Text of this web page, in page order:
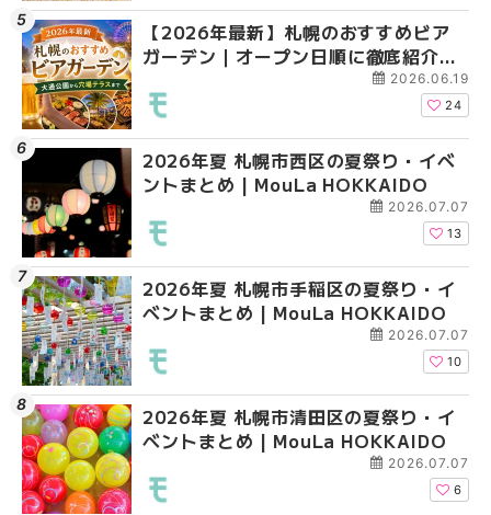
【2026年最新】札幌のおすすめビア
ガーデン｜オープン日順に徹底紹介！
大通公園から穴場テラスまで | MouLa
HOKKAIDO
2026.06.19
24
2026年夏 札幌市西区の夏祭り・イベ
ントまとめ | MouLa HOKKAIDO
2026.07.07
13
2026年夏 札幌市手稲区の夏祭り・イ
ベントまとめ | MouLa HOKKAIDO
2026.07.07
10
2026年夏 札幌市清田区の夏祭り・イ
ベントまとめ | MouLa HOKKAIDO
2026.07.07
6
2026年夏 札幌市清田
ベントまとめ |
2026年夏 札幌市北区
ントまとめ | MouLa
2026年夏 札幌市中央
ベントまとめ |
2026年夏 札幌市手稲
ベントまとめ |
2026年夏 札幌市清田
ベントまとめ |
2026年夏 札幌市手稲
ベントまとめ |
2026年夏 札幌市豊平
ベントまとめ |
2026年夏 札幌市東区
ントまとめ | MouLa